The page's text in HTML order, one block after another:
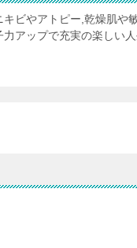
キビやアトピー,乾燥肌や
力アップで充実の楽しい